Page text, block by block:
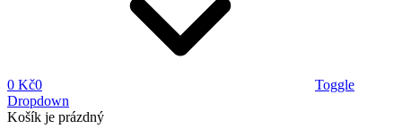
0 Kč0
Toggle
Dropdown
Košík je prázdný